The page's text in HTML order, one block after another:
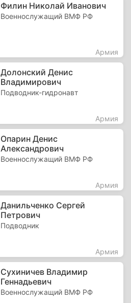
Филин Николай Иванович
Военнослужащий ВМФ РФ
Армия
Долонский Денис
Владимирович
Подводник-гидронавт
Армия
Опарин Денис
Александрович
Военнослужащий ВМФ РФ
Армия
Данильченко Сергей
Петрович
Подводник
Армия
Сухиничев Владимир
Геннадьевич
Военнослужащий ВМФ РФ